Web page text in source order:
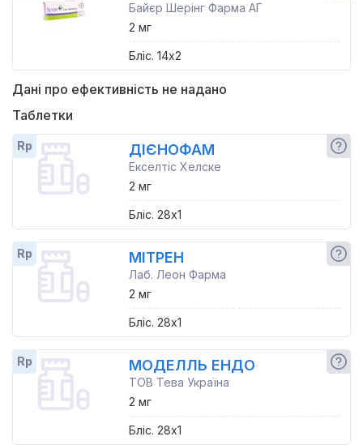
Байєр Шерінг Фарма АГ
2 мг
Бліс. 14x2
Дані про ефективність не надано
Таблетки
Rp ДІЄНОФАМ
Екселтіс Хелске
2 мг
Бліс. 28x1
Rp МІТРЕН
Лаб. Леон Фарма
2 мг
Бліс. 28x1
Rp МОДЕЛЛЬ ЕНДО
ТОВ Тева Україна
2 мг
Бліс. 28x1